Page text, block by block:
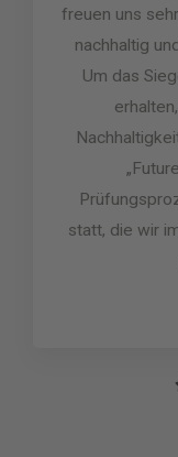
freuen uns
nachhaltig
Um das
statt, die wir